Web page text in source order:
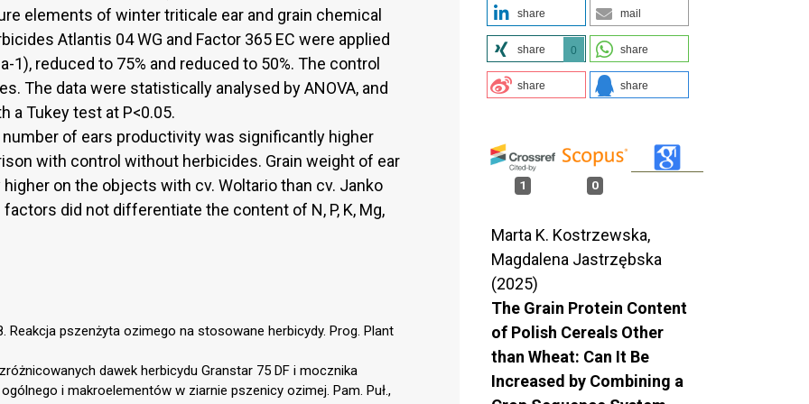
elements of winter triticale ear and grain chemical
Atlantis 04 WG and Factor 365 EC were applied
1), reduced to 75% and reduced to 50%. The control
The data were statistically analysed by ANOVA, and
a Tukey test at P<0.05.
of ears productivity was significantly higher
with control without herbicides. Grain weight of ear
on the objects with cv. Woltario than cv. Janko
did not differentiate the content of N, P, K, Mg,
Reakcja pszenżyta ozimego na stosowane herbicydy. Prog. Plant
dawek herbicydu Granstar 75 DF i mocznika
i makroelementów w ziarnie pszenicy ozimej. Pam. Puł.,
share mail
share 0 share
share share
1 0
Marta K. Kostrzewska,
Magdalena Jastrzębska
(2025)
The Grain Protein Content
of Polish Cereals Other
than Wheat: Can It Be
Increased by Combining a